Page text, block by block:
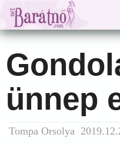
ünnep
Tompa Orsolya